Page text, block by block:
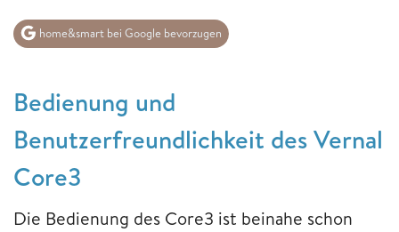
home&smart bei Google bevorzugen
Bedienung und
Benutzerfreundlichkeit des Vernal
Core3
Die Bedienung des Core3 ist beinahe schon